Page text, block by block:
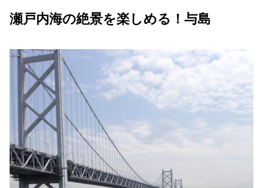
瀬戸内海の絶景を楽しめる！与島